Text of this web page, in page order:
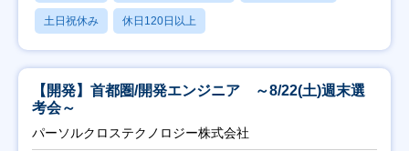
土日祝休み 休日120日以上
【開発】首都圏/開発エンジニア ～8/22(土)週末選
考会～
パーソルクロステクノロジー株式会社